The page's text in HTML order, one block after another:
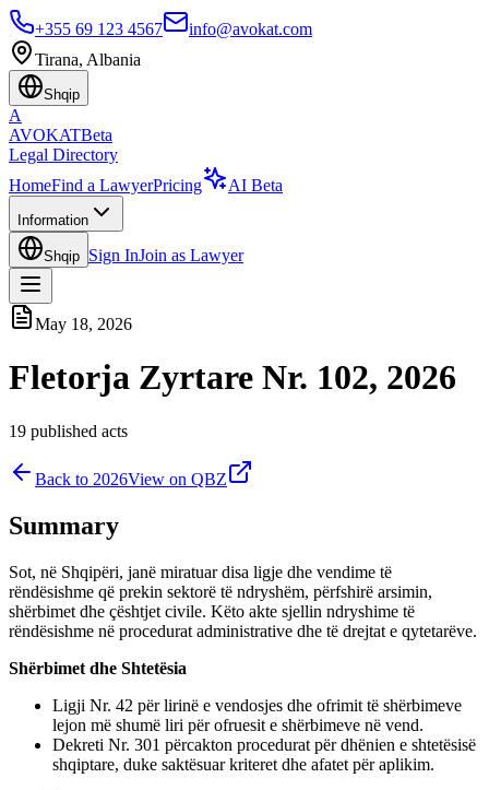
+355 69 123 4567
info@avokat.com
Tirana, Albania
Shqip
A
AVOKATBeta
Legal Directory
HomeFind a LawyerPricing AI Beta
Information
Shqip Sign InJoin as Lawyer
May 18, 2026
Fletorja Zyrtare Nr. 102, 2026
19 published acts
Back to 2026View on QBZ
Summary
Sot, në Shqipëri, janë miratuar disa ligje dhe vendime të
rëndësishme që prekin sektorë të ndryshëm, përfshirë arsimin,
shërbimet dhe çështjet civile. Këto akte sjellin ndryshime të
rëndësishme në procedurat administrative dhe të drejtat e qytetarëve.
Shërbimet dhe Shtetësia
Ligji Nr. 42 për lirinë e vendosjes dhe ofrimit të shërbimeve
lejon më shumë liri për ofruesit e shërbimeve në vend.
Dekreti Nr. 301 përcakton procedurat për dhënien e shtetësisë
shqiptare, duke saktësuar kriteret dhe afatet për aplikim.